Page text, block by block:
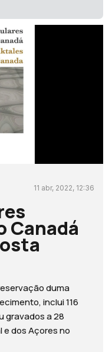
11 abr, 2022, 12:36
Canadá
duma
inclui 116
gravados a 28
dos Açores no